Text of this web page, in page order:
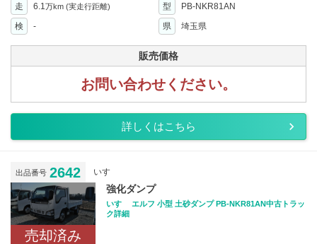
走 6.1 万km (実走行距離) 型
PB-NKR81AN
検
- 県 埼玉県
販売価格
お問い合わせください。
詳しくはこちら
出品番号 2642 いすゞ
売却済み
強化ダンプ
いすゞ エルフ 小型 土砂ダンプ PB-NKR81AN中古トラッ
ク詳細